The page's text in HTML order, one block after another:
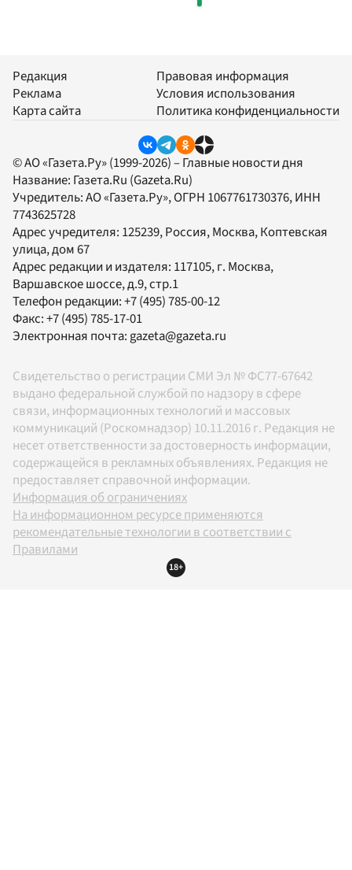
Редакция
Реклама
Карта сайта
Правовая информация
Условия использования
Политика конфиденциальности
© АО «Газета.Ру» (1999-2026) – Главные новости дня
Название: Газета.Ru (Gazeta.Ru)
Учредитель:АО «Газета.Ру», ОГРН 1067761730376, ИНН
7743625728
Адрес учредителя: 125239, Россия, Москва, Коптевская
улица, дом 67
Адрес редакции и издателя: 117105, г. Москва,
Варшавское шоссе, д.9, стр.1
Телефон редакции:+7 (495) 785-00-12
Факс:+7 (495) 785-17-01
Электронная почта:gazeta@gazeta.ru
Свидетельство о регистрации СМИ Эл № ФС77-67642
выдано федеральной службой по надзору в сфере
связи, информационных технологий и массовых
коммуникаций (Роскомнадзор) 10.11.2016 г. Редакция не
несет ответственности за достоверность информации,
содержащейся в рекламных объявлениях. Редакция не
предоставляет справочной информации.
Информация об ограничениях
На информационном ресурсе применяются
рекомендательные технологии в соответствии с
Правилами
18+